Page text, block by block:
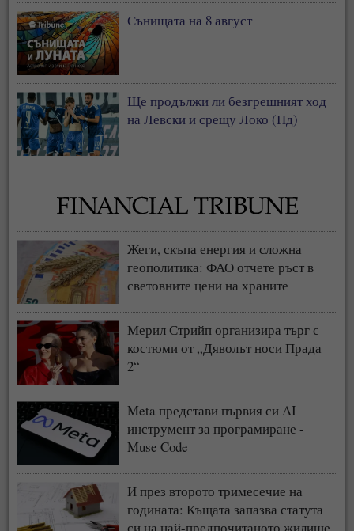
Сънищата на 8 август
Ще продължи ли безгрешният ход
на Левски и срещу Локо (Пд)
Жеги, скъпа енергия и сложна
геополитика: ФАО отчете ръст в
световните цени на храните
Мерил Стрийп организира търг с
костюми от „Дяволът носи Прада
2“
Meta представи първия си AI
инструмент за програмиране -
Muse Code
И през второто тримесечие на
годината: Къщата запазва статута